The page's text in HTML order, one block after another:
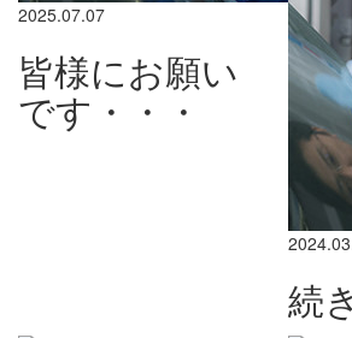
2025.07.07
皆様にお願い
です・・・
続